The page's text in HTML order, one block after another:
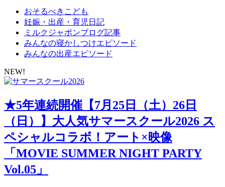
おそるべきこども
妊娠・出産・育児日記
ミルクジャポンブログ記事
みんなの寝かしつけエピソード
みんなの出産エピソード
NEW!
★5年連続開催【7月25日（土）26日
（日）】大人気サマースクール2026 ス
ペシャルコラボ！アート×映像
「MOVIE SUMMER NIGHT PARTY
Vol.05」